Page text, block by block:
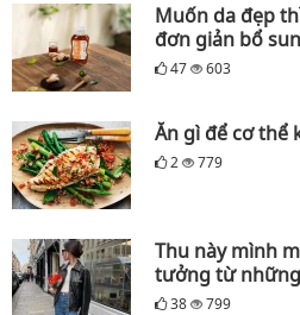
Muốn da đẹp
đơn giản bổ
47 603
Ăn gì để cơ thể
2 779
Thu này mình
tưởng từ
38 799